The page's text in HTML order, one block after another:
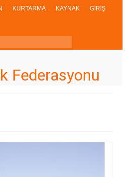
KURTARMA KAYNAK GİRİŞ
Federasyonu